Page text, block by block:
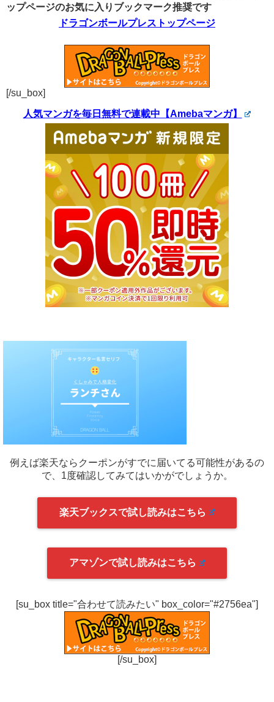
ップページのお気に入りブックマーク推奨です
ドラゴンボールプレストップページ
[/su_box]
人気マンガを毎日無料で連載中【Amebaマンガ】
例えば楽天ならクーポンがすでに届いてる可能性があるの
で、1度確認してみてはいかがでしょうか。
楽天ブックスで試し読みはこちら
アマゾンで試し読みはこちら
[su_box title="合わせて読みたい" box_color="#2756ea"]
[/su_box]